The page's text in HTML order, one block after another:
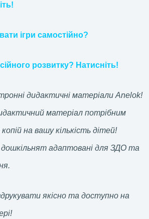
ігри самостійно?
розвитку? Натисніть!
дидактичні матеріали Anelok!
матеріал потрібним
на вашу кількість дітей!
дошкільнят адаптовані для ЗДО та
якісно та доступно на